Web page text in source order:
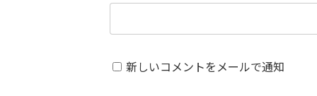
新しいコメントをメールで通知